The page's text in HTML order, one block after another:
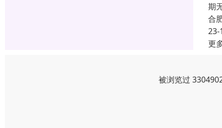
期
合
23-
更
被浏览过